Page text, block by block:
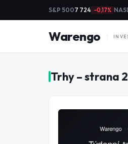
S&P 5007 724 −0,17%
Warengo
Trhy– strana 2